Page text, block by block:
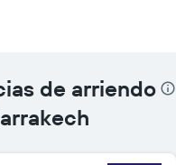
de arriendo